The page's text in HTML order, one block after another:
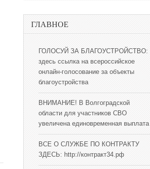
ГЛАВНОЕ
ГОЛОСУЙ ЗА БЛАГОУСТРОЙСТВО:
здесь ссылка на всероссийское
онлайн-голосование за объекты
благоустройства
ВНИМАНИЕ! В Волгоградской
области для участников СВО
увеличена единовременная выплата
ВСЕ О СЛУЖБЕ ПО КОНТРАКТУ
ЗДЕСЬ: http://контракт34.рф